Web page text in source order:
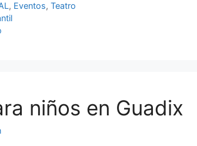
, Eventos,Teatro
niños en Guadix